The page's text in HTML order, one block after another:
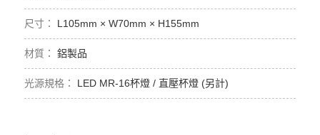
L105mm × W70mm × H155mm
鋁製品
LED MR-16杯燈 / 直壓杯燈 (另計)